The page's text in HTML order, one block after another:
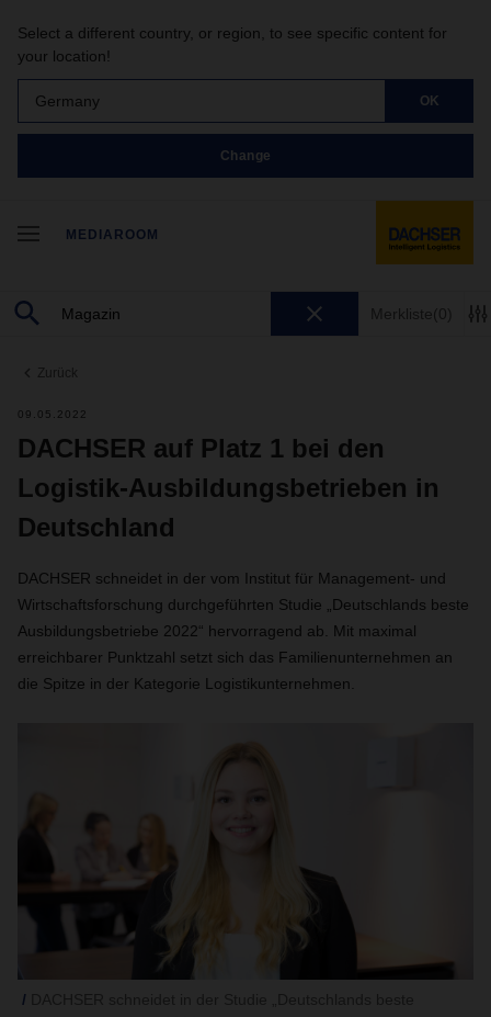
Select a different country, or region, to see specific content for
your location!
Germany OK
Change
MEDIAROOM
Merkliste(0)
Zurück
09.05.2022
DACHSER auf Platz 1 bei den
Logistik-Ausbildungsbetrieben in
Deutschland
DACHSER schneidet in der vom Institut für Management- und
Wirtschaftsforschung durchgeführten Studie „Deutschlands beste
Ausbildungsbetriebe 2022“ hervorragend ab. Mit maximal
erreichbarer Punktzahl setzt sich das Familienunternehmen an
die Spitze in der Kategorie Logistikunternehmen.